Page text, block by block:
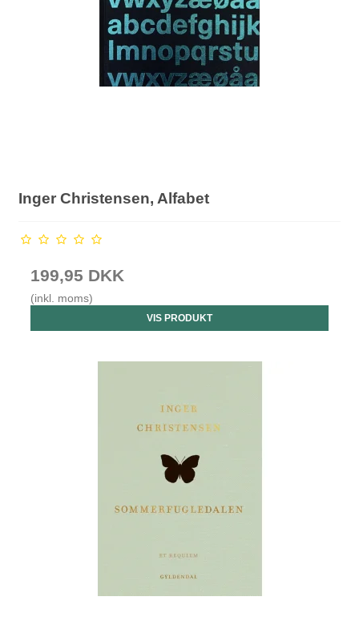
Inger Christensen, Alfabet
199,95 DKK
(inkl. moms)
VIS PRODUKT